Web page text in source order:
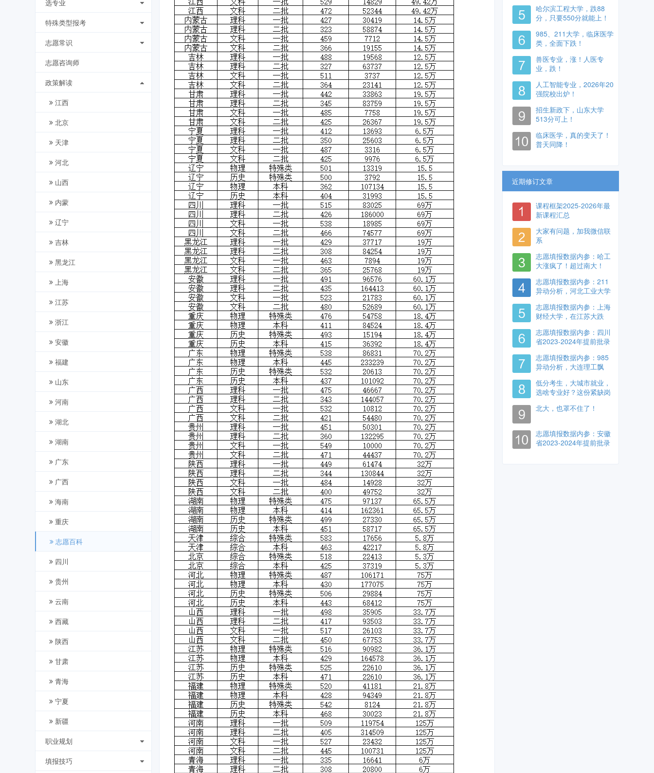
选专业
特殊类型报考
志愿常识
志愿咨询师
政策解读
江西
北京
天津
河北
山西
内蒙
辽宁
吉林
黑龙江
上海
江苏
浙江
安徽
福建
山东
河南
湖北
湖南
广东
广西
海南
重庆
志愿百科
四川
贵州
云南
西藏
陕西
甘肃
青海
宁夏
新疆
职业规划
填报技巧
哈尔滨工程大学，跌88
分，只要550分就能上！
985、211大学，临床医学
类，全面下跌！
兽医专业，涨！人医专
业，跌！
人工智能专业，2026年20
强院校出炉！
招生新政下，山东大学
513分可上！
临床医学，真的变天了！
普天同降！
近期修订文章
课程框架2025-2026年最
新课程汇总
大家有问题，加我微信联
系
志愿填报数据内参：哈工
大涨疯了！超过南大！
志愿填报数据内参：211
异动分析，河北工业大学
志愿填报数据内参：上海
财经大学，在江苏大跌
了？
志愿填报数据内参：四川
省2023-2024年提前批录
志愿填报数据内参：985
异动分析，大连理工飘
低分考生，大城市就业，
选啥专业好？这份紧缺岗
北大，也罩不住了！
志愿填报数据内参：安徽
省2023-2024年提前批录